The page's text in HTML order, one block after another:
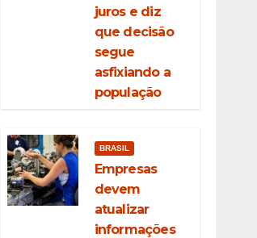
juros e diz
que decisão
segue
asfixiando a
população
BRASIL
Empresas
devem
atualizar
informações